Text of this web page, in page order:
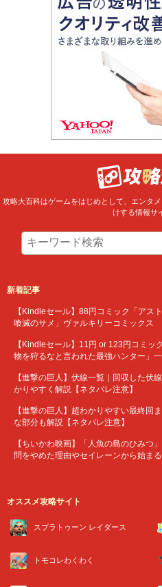
攻略大百科はゲームをはじめとして、エンタ
けする情報サ
新着記事
【Kindleセール】88円コミック「アス
喰滅のサメ」ヴァルキリーコミックス
【Kindleセール】11円 or 123円コミッ
物を狩るなと言われた最強ハンター」
【進撃の巨人】伏線一覧｜回収した伏
かりやすく解説【ネタバレ注意】
【進撃の巨人】超わかりやすい最終回
な部分も解説【ネタバレ注意】
【ちいかわ映画】「人魚の島のひみつ
問をやめた理由やセイレーンから始ま
オススメ攻略サイト
スプラトゥーン レイダース
トモコレわくわく